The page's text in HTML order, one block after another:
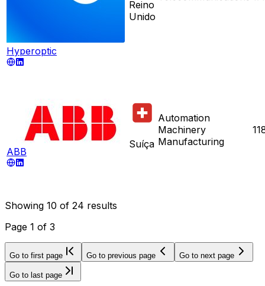
Hyperoptic
Reino
Unido
ABB
Suíça
Automation
Machinery
Manufacturing
Showing 10 of 24 results
Page 1 of 3
Go to first page Go to previous page Go to next page
Go to last page